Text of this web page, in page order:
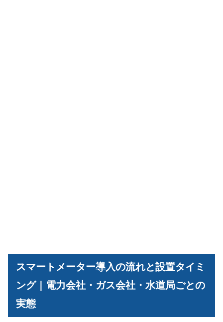
スマートメーター導入の流れと設置タイミ
ング｜電力会社・ガス会社・水道局ごとの
実態